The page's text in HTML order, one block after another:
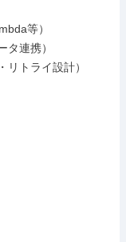
等）
タ連携）
リトライ設計）